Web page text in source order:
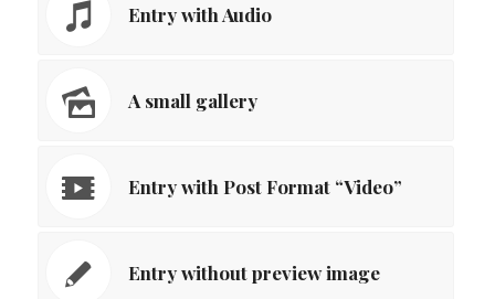
Entry with Audio
A small gallery
Entry with Post Format “Video”
Entry without preview image